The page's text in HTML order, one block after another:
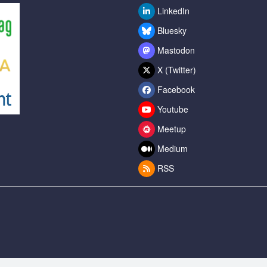
LinkedIn
Bluesky
Mastodon
X (Twitter)
Facebook
Youtube
Meetup
Medium
RSS